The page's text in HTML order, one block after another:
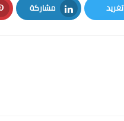
تغريد
Twitter
مشاركة
LinkedIn